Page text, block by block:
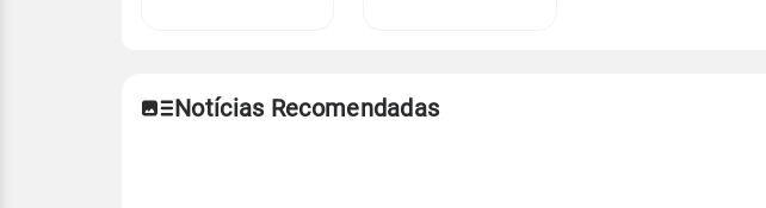
Notícias Recomendadas